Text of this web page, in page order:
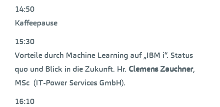
14:50
Kaffeepause
15:30
Vorteile durch Machine Learning auf „IBM i“. Status
quo und Blick in die Zukunft. Hr. Clemens Zauchner,
MSc (IT-Power Services GmbH).
16:10